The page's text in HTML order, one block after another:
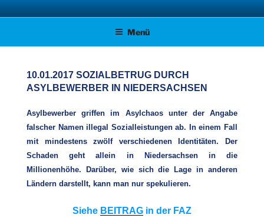
Zum
Inhalt AFD KREISVERBAND STADE
Menü
10.01.2017 SOZIALBETRUG DURCH
ASYLBEWERBER IN NIEDERSACHSEN
Asylbewerber griffen im Asylchaos unter der Angabe
falscher Namen illegal Sozialleistungen ab. In einem Fall
mit mindestens zwölf verschiedenen Identitäten. Der
Schaden geht allein in Niedersachsen in die
Millionenhöhe. Darüber, wie sich die Lage in anderen
Ländern darstellt, kann man nur spekulieren.
Siehe BEITRAG in der FAZ